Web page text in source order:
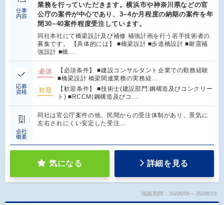
仕事
内容
業務を行っていただきます。横浜市や神奈川県などの官
公庁の案件が中心であり、3~4か月程度の納期の案件を年
間30~40案件程度受注しています。
同社本社にて橋梁設計及び補修 補強計画を行う若手技術者の
募集です。 【具体的には】 ■橋梁設計 ■歩道橋設計 ■耐震補
強設計 ■橋…
応募
資格
必須
【必須条件】 ■建設コンサルタント企業での勤務経験
■橋梁設計 橋梁関連業務の実務経…
歓迎
【歓迎条件】 ■技術士(建設部門:鋼構造及びコンクリー
ト) ■RCCM(鋼構造及びコ…
会社
概要
同社は官公庁案件の他、民間からの受注体制があり、景気に
左右されにくい安定した受注…
気になる 詳細を見る
掲載期間：26/08/06～26/08/19